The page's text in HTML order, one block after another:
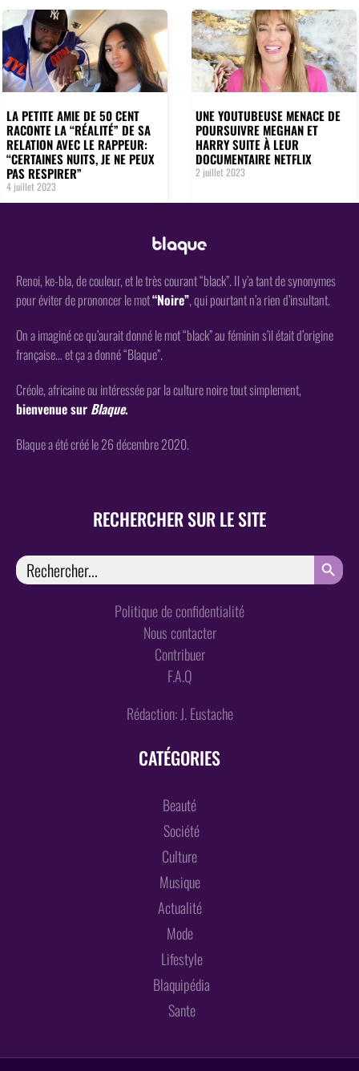
LA PETITE AMIE DE 50 CENT
RACONTE LA “RÉALITÉ” DE SA
RELATION AVEC LE RAPPEUR:
“CERTAINES NUITS, JE NE PEUX
PAS RESPIRER”
4 juillet 2023
UNE YOUTUBEUSE MENACE DE
POURSUIVRE MEGHAN ET
HARRY SUITE À LEUR
DOCUMENTAIRE NETFLIX
2 juillet 2023
Renoi, ke-bla, de couleur, et le très courant “black”. Il y’a tant de synonymes
pour éviter de prononcer le mot“Noire”, qui pourtant n’a rien d’insultant.
On a imaginé ce qu’aurait donné le mot “black” au féminin s’il était d’origine
française… et ça a donné “Blaque”.
Créole, africaine ou intéressée par la culture noire tout simplement,
bienvenue sur Blaque.
Blaque a été créé le 26 décembre 2020.
RECHERCHER SUR LE SITE
Search
for:
SEARCH
Politique de confidentialité
Nous contacter
Contribuer
F.A.Q
Rédaction: J. Eustache
CATÉGORIES
Beauté
Société
Culture
Musique
Actualité
Mode
Lifestyle
Blaquipédia
Sante